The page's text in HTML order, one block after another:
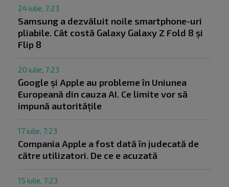
24 iulie, 7:23
Samsung a dezvăluit noile smartphone-uri
pliabile. Cât costă Galaxy Galaxy Z Fold 8 și
Flip 8
20 iulie, 7:23
Google și Apple au probleme în Uniunea
Europeană din cauza AI. Ce limite vor să
impună autoritățile
17 iulie, 7:23
Compania Apple a fost dată în judecată de
către utilizatori. De ce e acuzată
15 iulie, 7:23